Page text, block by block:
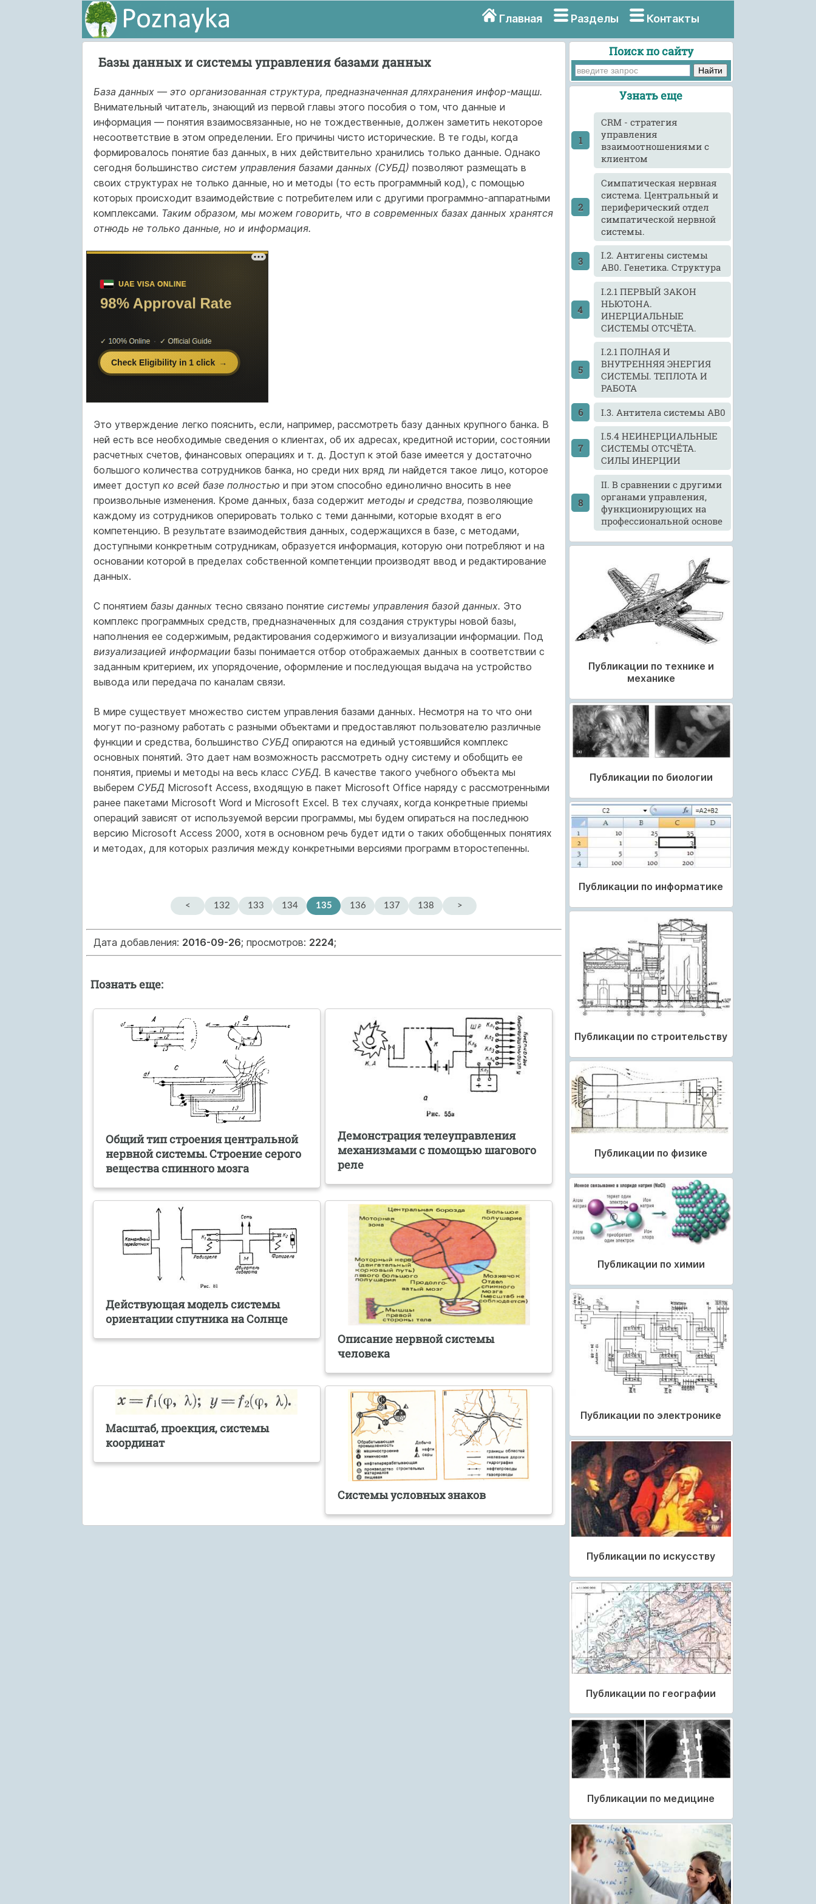
Главная Разделы Контакты
Базы данных и системы управления базами данных
База данных — это организованная структура, предназначенная дляхранения инфор-мащш.
Внимательный читатель, знающий из первой главы этого пособия о том, что данные и
информация — понятия взаимосвязанные, но не тождественные, должен заметить некоторое
несоответствие в этом определении. Его причины чисто исторические. В те годы, когда
формировалось понятие баз данных, в них действительно хранились только данные. Однако
сегодня большинство систем управления базами данных (СУБД) позволяют размещать в
своих структурах не только данные, но и методы (то есть программный код), с помощью
которых происходит взаимодействие с потребителем или с другими программно-аппаратными
комплексами. Таким образом, мы можем говорить, что в современных базах данных хранятся
отнюдь не только данные, но и информация.
Это утверждение легко пояснить, если, например, рассмотреть базу данных крупного банка. В
ней есть все необходимые сведения о клиентах, об их адресах, кредитной истории, состоянии
расчетных счетов, финансовых операциях и т. д. Доступ к этой базе имеется у достаточно
большого количества сотрудников банка, но среди них вряд ли найдется такое лицо, которое
имеет доступ ко всей базе полностью и при этом способно единолично вносить в нее
произвольные изменения. Кроме данных, база содержит методы и средства, позволяющие
каждому из сотрудников оперировать только с теми данными, которые входят в его
компетенцию. В результате взаимодействия данных, содержащихся в базе, с методами,
доступными конкретным сотрудникам, образуется информация, которую они потребляют и на
основании которой в пределах собственной компетенции производят ввод и редактирование
данных.
С понятием базы данных тесно связано понятие системы управления базой данных. Это
комплекс программных средств, предназначенных для создания структуры новой базы,
наполнения ее содержимым, редактирования содержимого и визуализации информации. Под
визуализацией информации базы понимается отбор отображаемых данных в соответствии с
заданным критерием, их упорядочение, оформление и последующая выдача на устройство
вывода или передача по каналам связи.
В мире существует множество систем управления базами данных. Несмотря на то что они
могут по-разному работать с разными объектами и предоставляют пользователю различные
функции и средства, большинство СУБД опираются на единый устоявшийся комплекс
основных понятий. Это дает нам возможность рассмотреть одну систему и обобщить ее
понятия, приемы и методы на весь класс СУБД. В качестве такого учебного объекта мы
выберем СУБД Microsoft Access, входящую в пакет Microsoft Office наряду с рассмотренными
ранее пакетами Microsoft Word и Microsoft Excel. В тех случаях, когда конкретные приемы
операций зависят от используемой версии программы, мы будем опираться на последнюю
версию Microsoft Access 2000, хотя в основном речь будет идти о таких обобщенных понятиях
и методах, для которых различия между конкретными версиями программ второстепенны.
< 132 133 134 135 136 137 138 >
Дата добавления: 2016-09-26; просмотров: 2224;
Познать еще:
Общий тип строения центральной
нервной системы. Строение серого
вещества спинного мозга
Демонстрация телеуправления
механизмами с помощью шагового
реле
Действующая модель системы
ориентации спутника на Солнце
Описание нервной системы
человека
Масштаб, проекция, системы
координат
Системы условных знаков
Поиск по сайту
Узнать еще
CRM - стратегия
управления
взаимоотношениями с
клиентом
Cимпатическая нервная
система. Центральный и
периферический отдел
симпатической нервной
системы.
I.2. Антигены системы
АВ0. Генетика. Структура
I.2.1 ПЕРВЫЙ ЗАКОН
НЬЮТОНА.
ИНЕРЦИАЛЬНЫЕ
СИСТЕМЫ ОТСЧЁТА.
I.2.1 ПОЛНАЯ И
ВНУТРЕННЯЯ ЭНЕРГИЯ
СИСТЕМЫ. ТЕПЛОТА И
РАБОТА
I.3. Антитела системы АВ0
I.5.4 НЕИНЕРЦИАЛЬНЫЕ
СИСТЕМЫ ОТСЧЁТА.
СИЛЫ ИНЕРЦИИ
II. В сравнении с другими
органами управления,
функционирующих на
профессиональной основе
Публикации по технике и
механике
Публикации по биологии
Публикации по информатике
Публикации по строительству
Публикации по физике
Публикации по химии
Публикации по электронике
Публикации по искусству
Публикации по географии
Публикации по медицине